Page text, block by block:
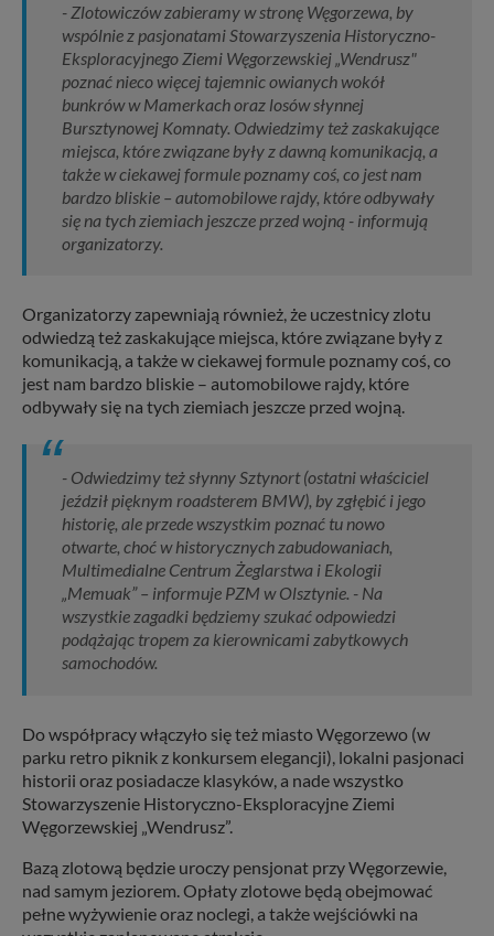
- Zlotowiczów zabieramy w stronę Węgorzewa, by
wspólnie z pasjonatami Stowarzyszenia Historyczno-
Eksploracyjnego Ziemi Węgorzewskiej „Wendrusz"
poznać nieco więcej tajemnic owianych wokół
bunkrów w Mamerkach oraz losów słynnej
Bursztynowej Komnaty. Odwiedzimy też zaskakujące
miejsca, które związane były z dawną komunikacją, a
także w ciekawej formule poznamy coś, co jest nam
bardzo bliskie – automobilowe rajdy, które odbywały
się na tych ziemiach jeszcze przed wojną - informują
organizatorzy.
Organizatorzy zapewniają również, że uczestnicy zlotu
odwiedzą też zaskakujące miejsca, które związane były z
komunikacją, a także w ciekawej formule poznamy coś, co
jest nam bardzo bliskie – automobilowe rajdy, które
odbywały się na tych ziemiach jeszcze przed wojną.
- Odwiedzimy też słynny Sztynort (ostatni właściciel
jeździł pięknym roadsterem BMW), by zgłębić i jego
historię, ale przede wszystkim poznać tu nowo
otwarte, choć w historycznych zabudowaniach,
Multimedialne Centrum Żeglarstwa i Ekologii
„Memuak” – informuje PZM w Olsztynie. - Na
wszystkie zagadki będziemy szukać odpowiedzi
podążając tropem za kierownicami zabytkowych
samochodów.
Do współpracy włączyło się też miasto Węgorzewo (w
parku retro piknik z konkursem elegancji), lokalni pasjonaci
historii oraz posiadacze klasyków, a nade wszystko
Stowarzyszenie Historyczno-Eksploracyjne Ziemi
Węgorzewskiej „Wendrusz”.
Bazą zlotową będzie uroczy pensjonat przy Węgorzewie,
nad samym jeziorem. Opłaty zlotowe będą obejmować
pełne wyżywienie oraz noclegi, a także wejściówki na